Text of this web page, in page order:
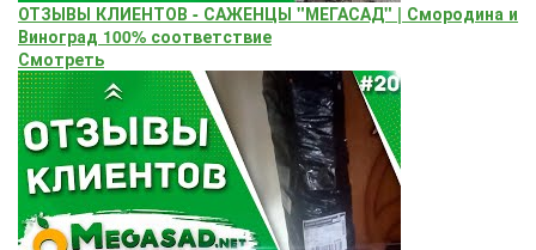
ОТЗЫВЫ КЛИЕНТОВ - САЖЕНЦЫ "МЕГАСАД" | Смородина и
Виноград 100% соответствие
Смотреть